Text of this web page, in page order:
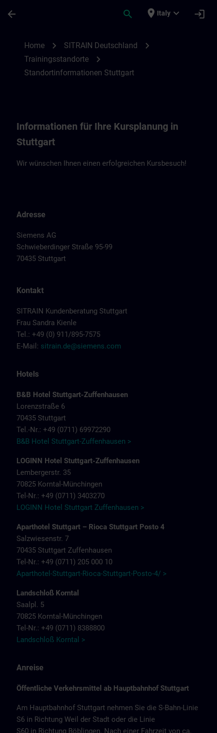
arrow_back search place Italy expand_more login
Home chevron_right SITRAIN Deutschland chevron_right
Trainingsstandorte chevron_right
Standortinformationen Stuttgart
Informationen für Ihre Kursplanung in
Stuttgart
Wir wünschen Ihnen einen erfolgreichen Kursbesuch!
Adresse
Siemens AG
Schwieberdinger Straße 95-99
70435 Stuttgart
Kontakt
SITRAIN Kundenberatung Stuttgart
Frau Sandra Kienle
Tel.: +49 (0) 911/895-7575
E-Mail: sitrain.de@siemens.com
Hotels
B&B Hotel Stuttgart-Zuffenhausen
Lorenzstraße 6
70435 Stuttgart
Tel.-Nr.: +49 (0711) 69972290
B&B Hotel Stuttgart-Zuffenhausen >
LOGINN Hotel Stuttgart-Zuffenhausen
Lembergerstr. 35
70825 Korntal-Münchingen
Tel-Nr.: +49 (0711) 3403270
LOGINN Hotel Stuttgart Zuffenhausen >
Aparthotel Stuttgart – Rioca Stuttgart Posto 4
Salzwiesenstr. 7
70435 Stuttgart Zuffenhausen
Tel-Nr.: +49 (0711) 205 000 10
Aparthotel-Stuttgart-Rioca-Stuttgart-Posto-4/ >
Landschloß Korntal
Saalpl. 5
70825 Korntal-Münchingen
Tel-Nr.: +49 (0711) 8388800
Landschloß Korntal >
Anreise
Öffentliche Verkehrsmittel ab Hauptbahnhof Stuttgart
Am Hauptbahnhof Stuttgart nehmen Sie die S-Bahn-Linie
S6 in Richtung Weil der Stadt oder die Linie
S60 in Richtung Böblingen. Nach einer Fahrzeit von ca.